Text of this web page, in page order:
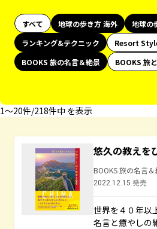
すべて 地球の歩き方 海外 地球の
ランキング&テクニック
Resort
BOOKS 旅の名言＆絶景
BOOKS 旅
1〜20件/218件中 を表示
悠久の教えを
BOOKS 旅の名言＆
2022.12.15 発売
世界を４０年以
名言と癒やしの